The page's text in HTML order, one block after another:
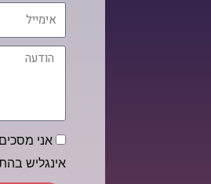
הודעה
הסכמה
אני
אינגליש